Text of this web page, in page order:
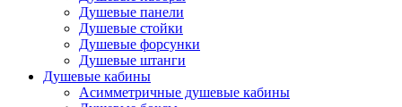
Душевые панели
Душевые стойки
Душевые форсунки
Душевые штанги
Душевые кабины
Асимметричные душевые кабины